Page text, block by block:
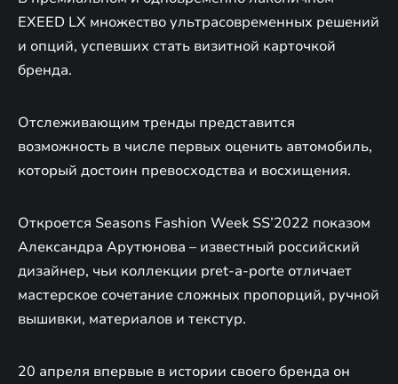
EXEED LX множество ультрасовременных решений
и опций, успевших стать визитной карточкой
бренда.
Отслеживающим тренды представится
возможность в числе первых оценить автомобиль,
который достоин превосходства и восхищения.
Откроется Seasons Fashion Week SS’2022 показом
Александра Арутюнова – известный российский
дизайнер, чьи коллекции pret-a-porte отличает
мастерское сочетание сложных пропорций, ручной
вышивки, материалов и текстур.
20 апреля впервые в истории своего бренда он